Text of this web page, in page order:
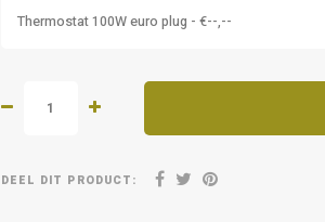
Thermostat 100W euro plug - €--,--
DEEL DIT PRODUCT: